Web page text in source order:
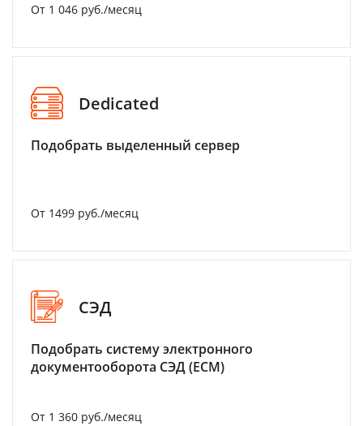
От 1 046 руб./месяц
Dedicated
Подобрать выделенный сервер
От 1499 руб./месяц
СЭД
Подобрать систему электронного
документооборота СЭД (ECM)
От 1 360 руб./месяц